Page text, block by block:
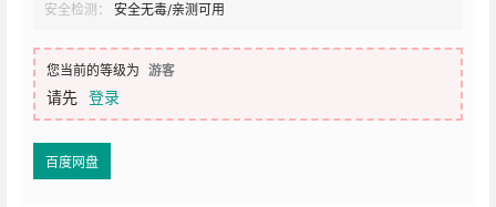
安全检测：
安全无毒/亲测可用
您当前的等级为 游客
请先 登录
百度网盘